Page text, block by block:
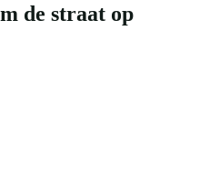
de straat op